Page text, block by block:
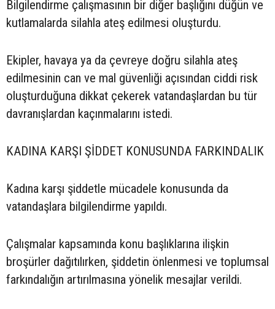
Bilgilendirme çalışmasının bir diğer başlığını düğün ve
kutlamalarda silahla ateş edilmesi oluşturdu.
Ekipler, havaya ya da çevreye doğru silahla ateş
edilmesinin can ve mal güvenliği açısından ciddi risk
oluşturduğuna dikkat çekerek vatandaşlardan bu tür
davranışlardan kaçınmalarını istedi.
KADINA KARŞI ŞİDDET KONUSUNDA FARKINDALIK
Kadına karşı şiddetle mücadele konusunda da
vatandaşlara bilgilendirme yapıldı.
Çalışmalar kapsamında konu başlıklarına ilişkin
broşürler dağıtılırken, şiddetin önlenmesi ve toplumsal
farkındalığın artırılmasına yönelik mesajlar verildi.